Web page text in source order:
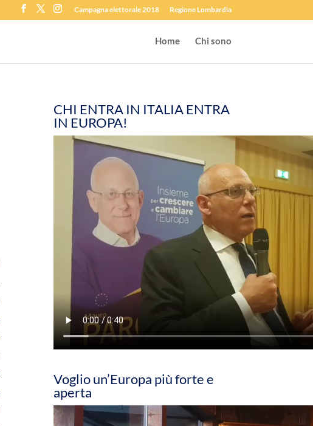
Campagna elettorale 2018 Regione Lombardia
Home Chi sono
CHI ENTRA IN ITALIA ENTRA
IN EUROPA!
Voglio un’Europa più forte e
aperta